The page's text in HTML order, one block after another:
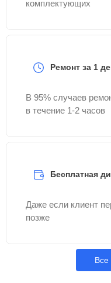
комплектующих
Ремонт за 1
В 95% случаев
в течение 1-2 часов
Бесплатная
Даже если клиент
позже
Все